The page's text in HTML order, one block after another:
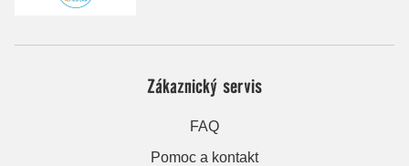
Zákaznický servis
FAQ
Pomoc a kontakt